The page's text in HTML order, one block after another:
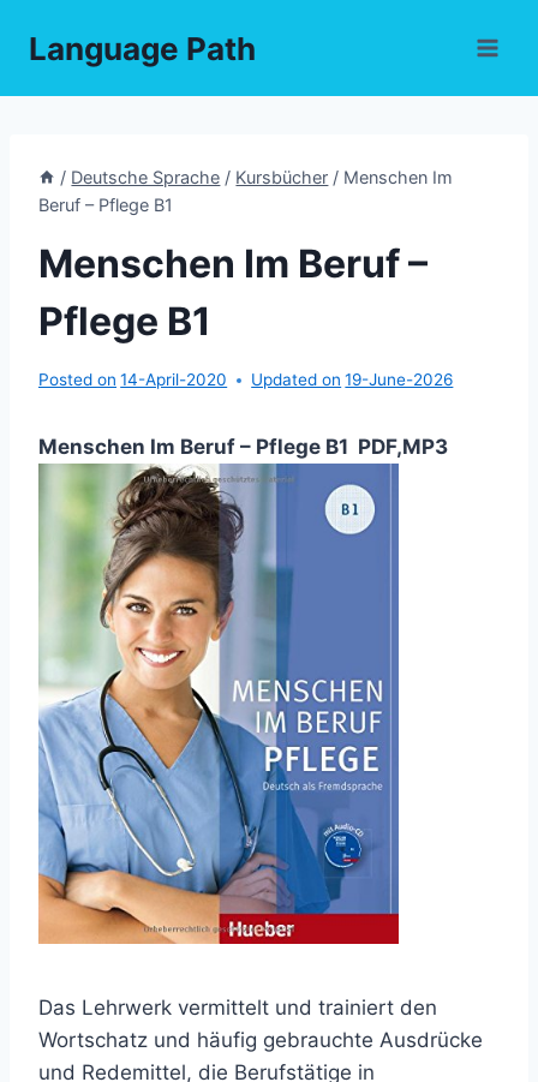
Language Path
/ Deutsche Sprache / Kursbücher / Menschen Im
Beruf – Pflege B1
Menschen Im Beruf –
Pflege B1
Posted on 14-April-2020 Updated on 19-June-2026
Menschen Im Beruf – Pflege B1 PDF,MP3
Das Lehrwerk vermittelt und trainiert den
Wortschatz und häufig gebrauchte Ausdrücke
und Redemittel, die Berufstätige in